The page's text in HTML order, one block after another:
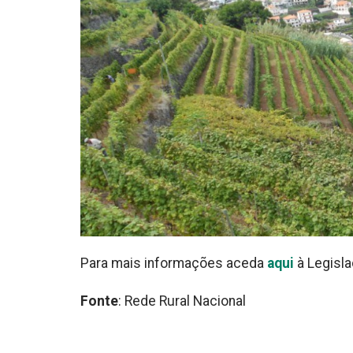
Para mais informações aceda aqui à
Fonte: Rede Rural Nacional